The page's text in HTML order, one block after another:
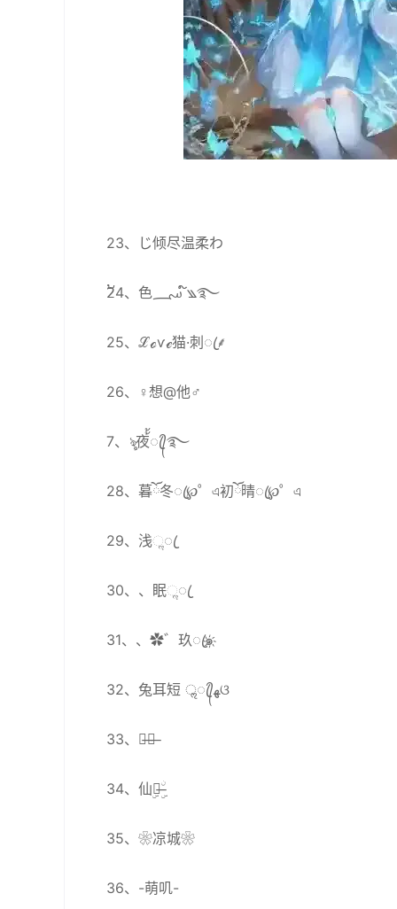
23、じ倾尽温柔わ
2້4、色؄ ໌꧉࿐
25、ℒℴѵℯ猫·刺ꦿ⸙
26、♀想@他♂
7、ৡ夜้้ꦿ᭄࿐
28、暮ོ冬ꦿ℘゜এ初ོ晴ꦿ℘゜এ
29、浅ૢꦿ
30、、眠ૢꦿ
31、、✿゛玖ꦿ๑҉
32、兔耳短 ॢꦿ᭄ﻬଓ
33、晨̶风̶
34、仙ۣ橘̶ۣۨ
35、❀凉城❀
36、-萌叽-